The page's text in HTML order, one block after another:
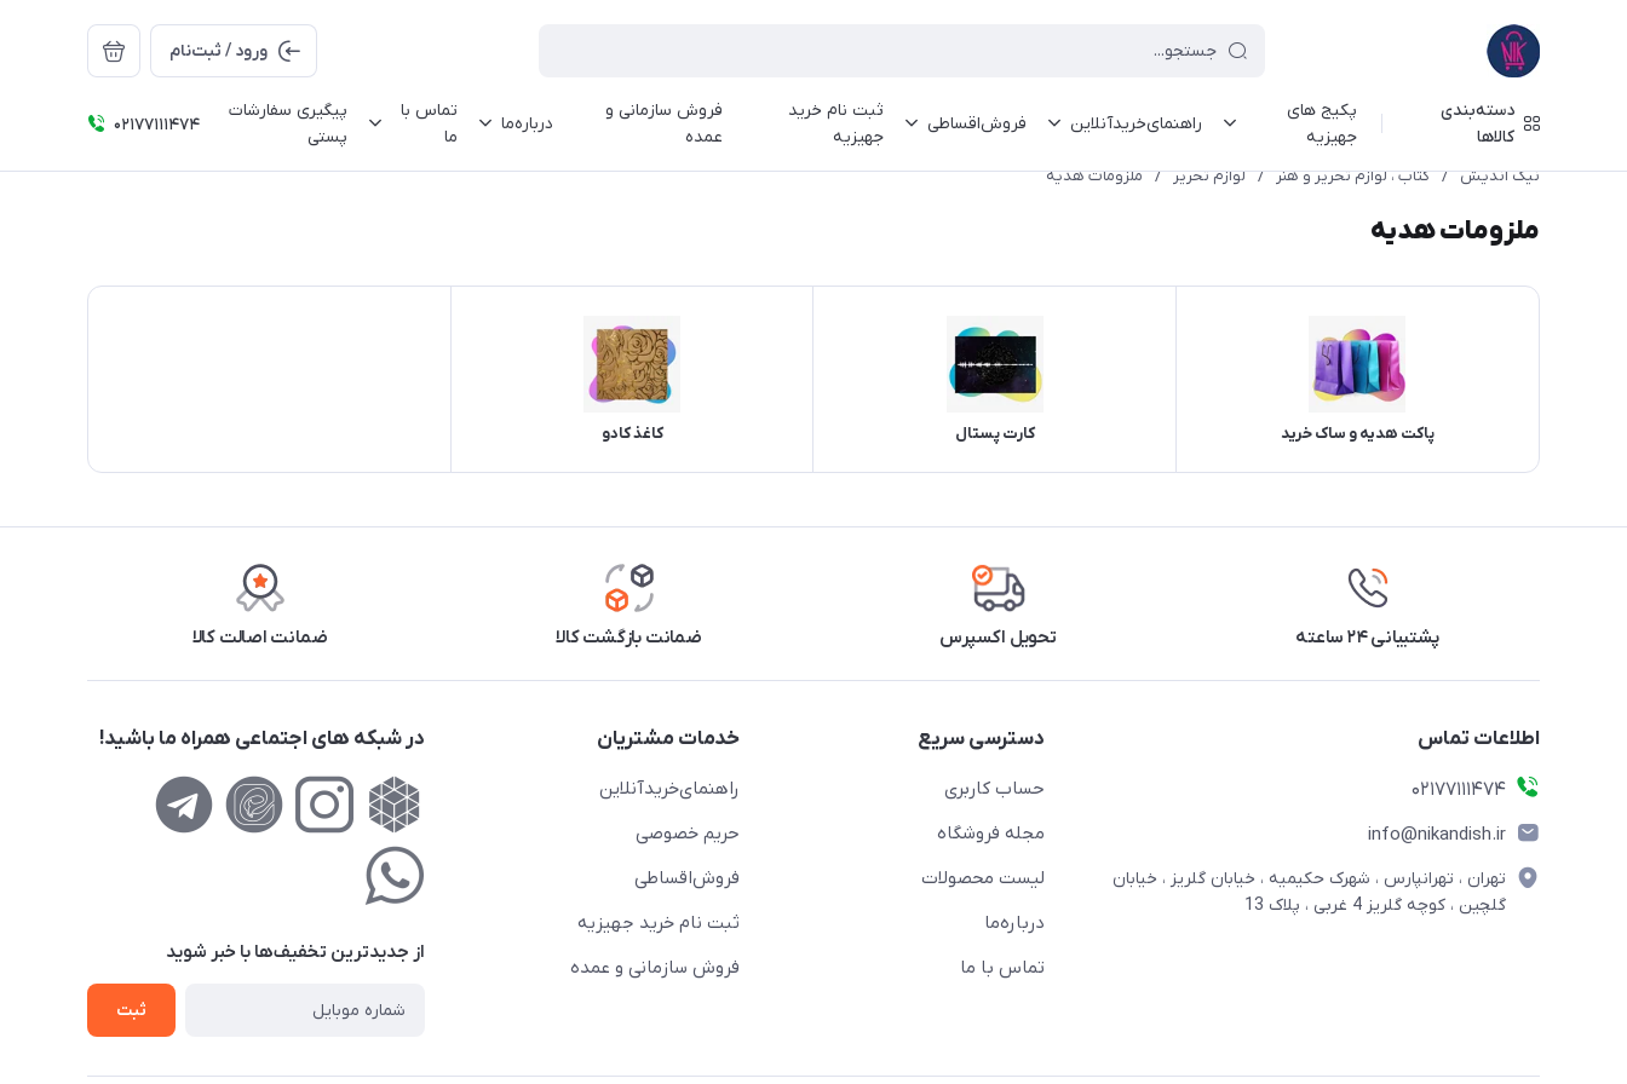
ورود / ثبت‌نام
دسته‌بندی
کالاها
پکیج های
جهیزیه
راهنمای‌خرید‌آنلاین فروش‌اقساطی
ثبت نام خرید
جهیزیه
فروش سازمانی و
عمده
درباره‌ما
تماس با
ما
پیگیری سفارشات
پستی
02177111474
نیک اندیش / کتاب ، لوازم تحریر و هنر / لوازم تحریر / ملزومات هدیه
ملزومات هدیه
پاکت هدیه و ساک خرید کارت پستال کاغذ کادو
پشتیبانی ۲۴ ساعته تحویل اکسپرس ضمانت بازگشت کالا ضمانت اصالت کالا
اطلاعات تماس
02177111474
info@nikandish.ir
تهران ، تهرانپارس ، شهرک حکیمیه ، خیابان گلریز ، خیابان
گلچین ، کوچه گلریز 4 غربی ، پلاک 13
دسترسی سریع
حساب کاربری
مجله فروشگاه
لیست محصولات
درباره‌ما
تماس با ما
خدمات مشتریان
راهنمای‌خرید‌آنلاین
حریم خصوصی
فروش‌اقساطی
ثبت نام خرید جهیزیه
فروش سازمانی و عمده
در شبکه های اجتماعی همراه ما باشید!
از جدید‌ترین تخفیف‌ها با‌ خبر شوید
ثبت